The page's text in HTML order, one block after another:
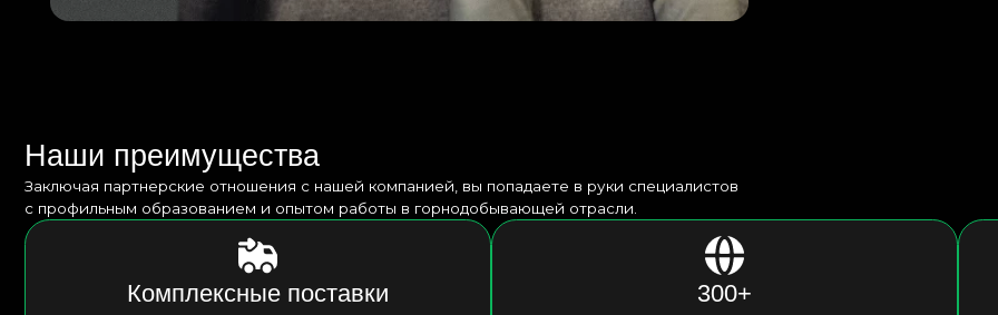
Комплексные поставки 300+
Сертификаты